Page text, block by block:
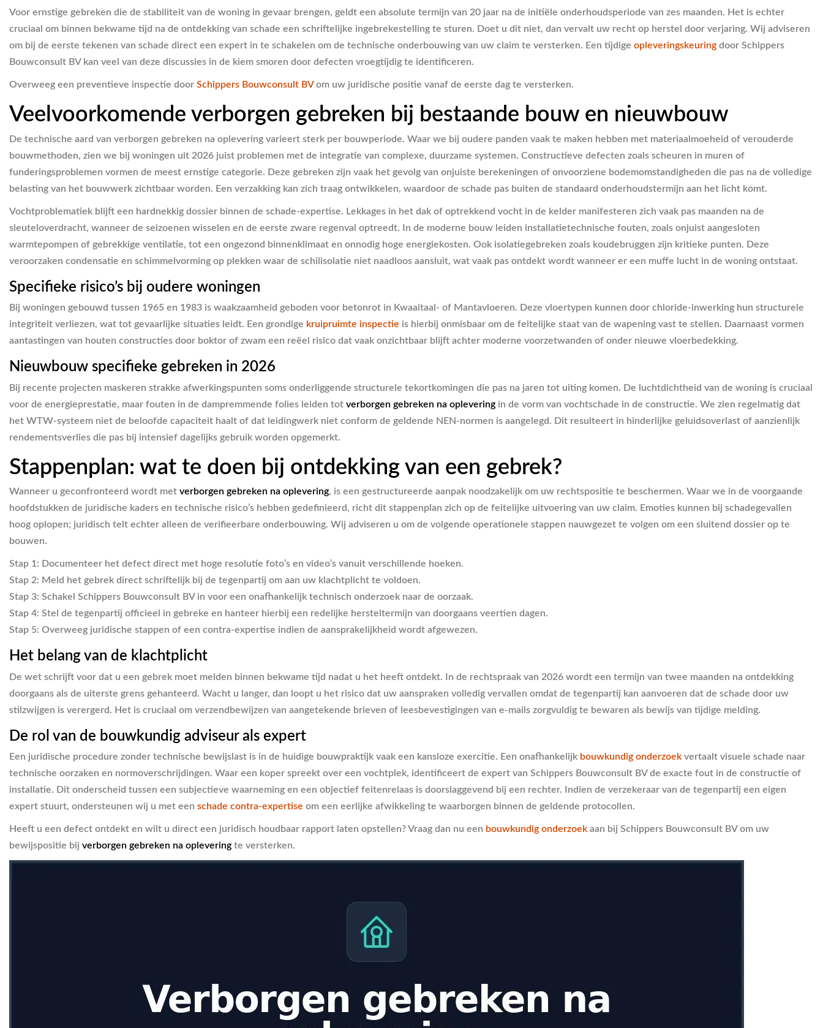
Voor ernstige gebreken die de stabiliteit van de woning in gevaar brengen, geldt een absolute termijn van 20 jaar na de initiële onderhoudsperiode van zes maanden. Het is echter
cruciaal om binnen bekwame tijd na de ontdekking van schade een schriftelijke ingebrekestelling te sturen. Doet u dit niet, dan vervalt uw recht op herstel door verjaring. Wij adviseren
om bij de eerste tekenen van schade direct een expert in te schakelen om de technische onderbouwing van uw claim te versterken. Een tijdige opleveringskeuring door Schippers
Bouwconsult BV kan veel van deze discussies in de kiem smoren door defecten vroegtijdig te identificeren.
Overweeg een preventieve inspectie door Schippers Bouwconsult BVom uw juridische positie vanaf de eerste dag te versterken.
Veelvoorkomende verborgen gebreken bij bestaande bouw en nieuwbouw
De technische aard van verborgen gebreken na oplevering varieert sterk per bouwperiode. Waar we bij oudere panden vaak te maken hebben met materiaalmoeheid of verouderde
bouwmethoden, zien we bij woningen uit 2026 juist problemen met de integratie van complexe, duurzame systemen. Constructieve defecten zoals scheuren in muren of
funderingsproblemen vormen de meest ernstige categorie. Deze gebreken zijn vaak het gevolg van onjuiste berekeningen of onvoorziene bodemomstandigheden die pas na de volledige
belasting van het bouwwerk zichtbaar worden. Een verzakking kan zich traag ontwikkelen, waardoor de schade pas buiten de standaard onderhoudstermijn aan het licht komt.
Vochtproblematiek blijft een hardnekkig dossier binnen de schade-expertise. Lekkages in het dak of optrekkend vocht in de kelder manifesteren zich vaak pas maanden na de
sleuteloverdracht, wanneer de seizoenen wisselen en de eerste zware regenval optreedt. In de moderne bouw leiden installatietechnische fouten, zoals onjuist aangesloten
warmtepompen of gebrekkige ventilatie, tot een ongezond binnenklimaat en onnodig hoge energiekosten. Ook isolatiegebreken zoals koudebruggen zijn kritieke punten. Deze
veroorzaken condensatie en schimmelvorming op plekken waar de schilisolatie niet naadloos aansluit, wat vaak pas ontdekt wordt wanneer er een muffe lucht in de woning ontstaat.
Specifieke risico’s bij oudere woningen
Bij woningen gebouwd tussen 1965 en 1983 is waakzaamheid geboden voor betonrot in Kwaaitaal- of Mantavloeren. Deze vloertypen kunnen door chloride-inwerking hun structurele
integriteit verliezen, wat tot gevaarlijke situaties leidt. Een grondige kruipruimte inspectie is hierbij onmisbaar om de feitelijke staat van de wapening vast te stellen. Daarnaast vormen
aantastingen van houten constructies door boktor of zwam een reëel risico dat vaak onzichtbaar blijft achter moderne voorzetwanden of onder nieuwe vloerbedekking.
Nieuwbouw specifieke gebreken in 2026
Bij recente projecten maskeren strakke afwerkingspunten soms onderliggende structurele tekortkomingen die pas na jaren tot uiting komen. De luchtdichtheid van de woning is cruciaal
voor de energieprestatie, maar fouten in de dampremmende folies leiden tot verborgen gebreken na oplevering in de vorm van vochtschade in de constructie. We zien regelmatig dat
het WTW-systeem niet de beloofde capaciteit haalt of dat leidingwerk niet conform de geldende NEN-normen is aangelegd. Dit resulteert in hinderlijke geluidsoverlast of aanzienlijk
rendementsverlies die pas bij intensief dagelijks gebruik worden opgemerkt.
Stappenplan: wat te doen bij ontdekking van een gebrek?
Wanneer u geconfronteerd wordt met verborgen gebreken na oplevering, is een gestructureerde aanpak noodzakelijk om uw rechtspositie te beschermen. Waar we in de voorgaande
hoofdstukken de juridische kaders en technische risico’s hebben gedefinieerd, richt dit stappenplan zich op de feitelijke uitvoering van uw claim. Emoties kunnen bij schadegevallen
hoog oplopen; juridisch telt echter alleen de verifieerbare onderbouwing. Wij adviseren u om de volgende operationele stappen nauwgezet te volgen om een sluitend dossier op te
bouwen.
Stap 1: Documenteer het defect direct met hoge resolutie foto’s en video’s vanuit verschillende hoeken.
Stap 2: Meld het gebrek direct schriftelijk bij de tegenpartij om aan uw klachtplicht te voldoen.
Stap 3: Schakel Schippers Bouwconsult BV in voor een onafhankelijk technisch onderzoek naar de oorzaak.
Stap 4: Stel de tegenpartij officieel in gebreke en hanteer hierbij een redelijke hersteltermijn van doorgaans veertien dagen.
Stap 5: Overweeg juridische stappen of een contra-expertise indien de aansprakelijkheid wordt afgewezen.
Het belang van de klachtplicht
De wet schrijft voor dat u een gebrek moet melden binnen bekwame tijd nadat u het heeft ontdekt. In de rechtspraak van 2026 wordt een termijn van twee maanden na ontdekking
doorgaans als de uiterste grens gehanteerd. Wacht u langer, dan loopt u het risico dat uw aanspraken volledig vervallen omdat de tegenpartij kan aanvoeren dat de schade door uw
stilzwijgen is verergerd. Het is cruciaal om verzendbewijzen van aangetekende brieven of leesbevestigingen van e-mails zorgvuldig te bewaren als bewijs van tijdige melding.
De rol van de bouwkundig adviseur als expert
Een juridische procedure zonder technische bewijslast is in de huidige bouwpraktijk vaak een kansloze exercitie. Een onafhankelijk bouwkundig onderzoek vertaalt visuele schade naar
technische oorzaken en normoverschrijdingen. Waar een koper spreekt over een vochtplek, identificeert de expert van Schippers Bouwconsult BV de exacte fout in de constructie of
installatie. Dit onderscheid tussen een subjectieve waarneming en een objectief feitenrelaas is doorslaggevend bij een rechter. Indien de verzekeraar van de tegenpartij een eigen
expert stuurt, ondersteunen wij u met een schade contra-expertise om een eerlijke afwikkeling te waarborgen binnen de geldende protocollen.
Heeft u een defect ontdekt en wilt u direct een juridisch houdbaar rapport laten opstellen? Vraag dan nu een bouwkundig onderzoek aan bij Schippers Bouwconsult BV om uw
bewijspositie bij verborgen gebreken na oplevering te versterken.